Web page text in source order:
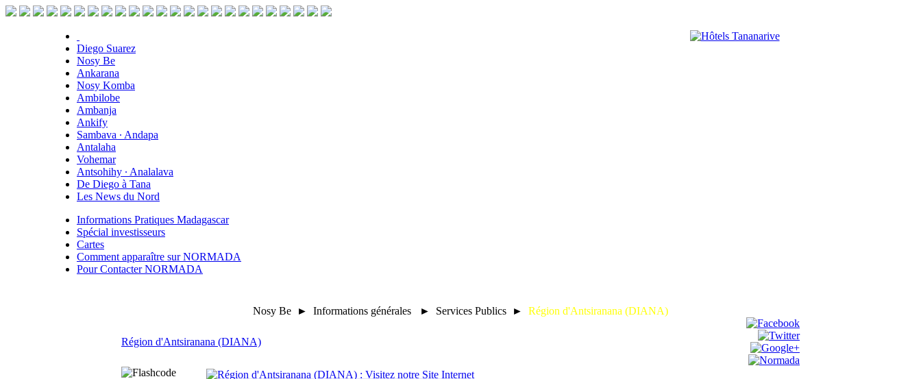
Diego Suarez
Nosy Be
Ankarana
Nosy Komba
Ambilobe
Ambanja
Ankify
Sambava ∙ Andapa
Antalaha
Vohemar
Antsohihy ∙ Analalava
De Diego à Tana
Les News du Nord
Informations Pratiques Madagascar
Spécial investisseurs
Cartes
Comment apparaître sur NORMADA
Pour Contacter NORMADA
Nosy Be ► Informations générales ► Services Publics ► Région d'Antsiranana (DIANA)
Région d'Antsiranana (DIANA)